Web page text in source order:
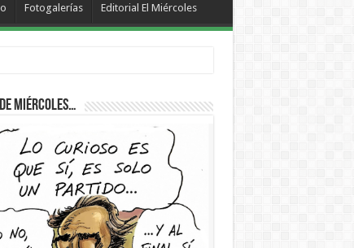
Fotogalerías Editorial El Miércoles
Miércoles…